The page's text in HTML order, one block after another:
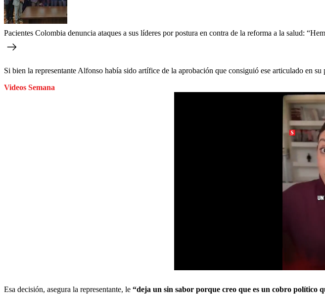
Pacientes Colombia denuncia ataques a sus líderes por postura en contra de la reforma a la salud:
Si bien la representante Alfonso había sido artífice de la aprobación que consiguió ese articulado en
Videos Semana
Esa decisión, asegura la representante, le “deja un sin sabor porque creo que es un cobro político